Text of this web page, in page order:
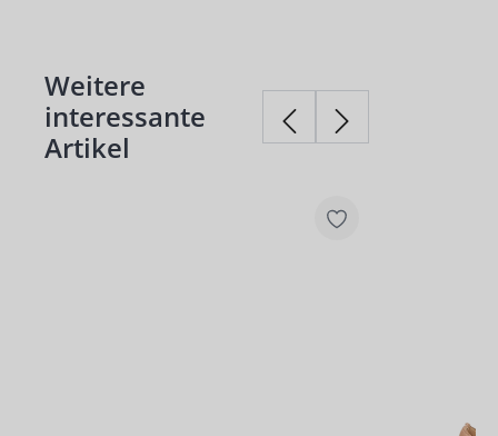
Produktgalerie überspringen
Weitere
interessante
Artikel